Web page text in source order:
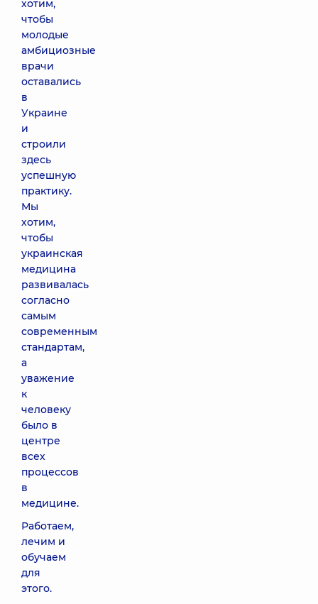
хотим,
чтобы
молодые
амбициозные
врачи
оставались
в
Украине
и
строили
здесь
успешную
практику.
Мы
хотим,
чтобы
украинская
медицина
развивалась
согласно
самым
современным
стандартам,
а
уважение
к
человеку
было в
центре
всех
процессов
в
медицине.
Работаем,
лечим и
обучаем
для
этого.